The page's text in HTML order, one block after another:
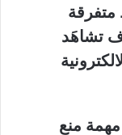
متفرقة
تشاهَد
منع